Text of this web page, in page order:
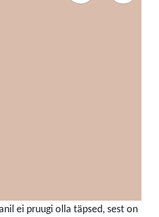
ei pruugi olla täpsed, sest on